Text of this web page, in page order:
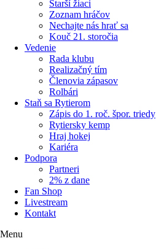
Starší žiaci
Zoznam hráčov
Nechajte nás hrať sa
Kouč 21. storočia
Vedenie
Rada klubu
Realizačný tím
Členovia zápasov
Rolbári
Staň sa Rytierom
Zápis do 1. roč. špor. triedy
Rytiersky kemp
Hraj hokej
Kariéra
Podpora
Partneri
2% z dane
Fan Shop
Livestream
Kontakt
Menu